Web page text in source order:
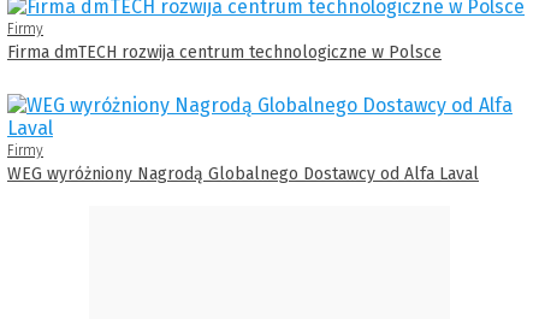
Firmy
Firma dmTECH rozwija centrum technologiczne w Polsce
Firmy
WEG wyróżniony Nagrodą Globalnego Dostawcy od Alfa Laval